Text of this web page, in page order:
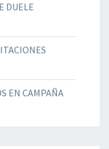
DUELE
EN CAMPAÑA